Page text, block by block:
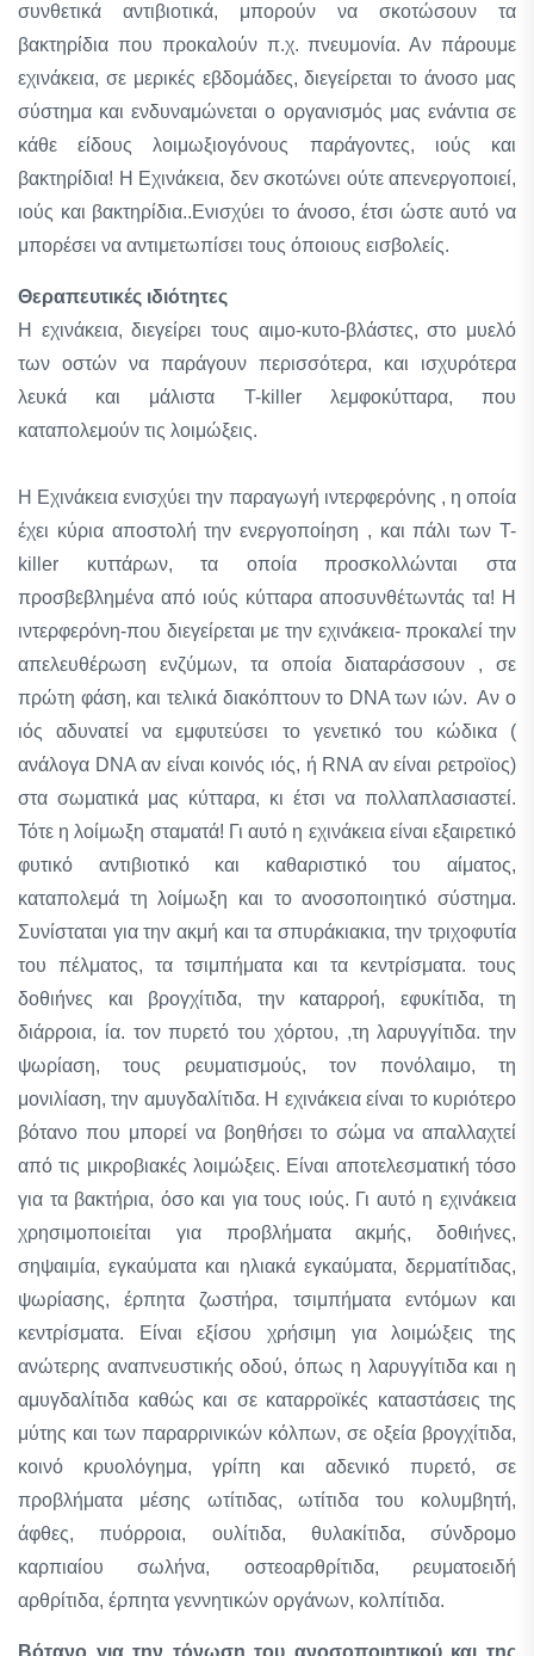
συνθετικά αντιβιοτικά, μπορούν να σκοτώσουν τα
βακτηρίδια που προκαλούν π.χ. πνευμονία. Αν πάρουμε
εχινάκεια, σε μερικές εβδομάδες, διεγείρεται το άνοσο μας
σύστημα και ενδυναμώνεται ο οργανισμός μας ενάντια σε
κάθε είδους λοιμωξιογόνους παράγοντες, ιούς και
βακτηρίδια! Η Εχινάκεια, δεν σκοτώνει ούτε απενεργοποιεί,
ιούς και βακτηρίδια..Ενισχύει το άνοσο, έτσι ώστε αυτό να
μπορέσει να αντιμετωπίσει τους όποιους εισβολείς.
Θεραπευτικές ιδιότητες
Η εχινάκεια, διεγείρει τους αιμο-κυτο-βλάστες, στο μυελό
των οστών να παράγουν περισσότερα, και ισχυρότερα
λευκά και μάλιστα T-killer λεμφοκύτταρα, που
καταπολεμούν τις λοιμώξεις.
Η Εχινάκεια ενισχύει την παραγωγή ιντερφερόνης , η οποία
έχει κύρια αποστολή την ενεργοποίηση , και πάλι των T-
killer κυττάρων, τα οποία προσκολλώνται στα
προσβεβλημένα από ιούς κύτταρα αποσυνθέτωντάς τα! Η
ιντερφερόνη-που διεγείρεται με την εχινάκεια- προκαλεί την
απελευθέρωση ενζύμων, τα οποία διαταράσσουν , σε
πρώτη φάση, και τελικά διακόπτουν το DNA των ιών. Αν ο
ιός αδυνατεί να εμφυτεύσει το γενετικό του κώδικα (
ανάλογα DNA αν είναι κοινός ιός, ή RNA αν είναι ρετροϊος)
στα σωματικά μας κύτταρα, κι έτσι να πολλαπλασιαστεί.
Τότε η λοίμωξη σταματά! Γι αυτό η εχινάκεια είναι εξαιρετικό
φυτικό αντιβιοτικό και καθαριστικό του αίματος,
καταπολεμά τη λοίμωξη και το ανοσοποιητικό σύστημα.
Συνίσταται για την ακμή και τα σπυράκιακια, την τριχοφυτία
του πέλματος, τα τσιμπήματα και τα κεντρίσματα. τους
δοθιήνες και βρογχίτιδα, την καταρροή, εφυκίτιδα, τη
διάρροια, ία. τον πυρετό του χόρτου, ,τη λαρυγγίτιδα. την
ψωρίαση, τους ρευματισμούς, τον πονόλαιμο, τη
μονιλίαση, την αμυγδαλίτιδα. Η εχινάκεια είναι το κυριότερο
βότανο που μπορεί να βοηθήσει το σώμα να απαλλαχτεί
από τις μικροβιακές λοιμώξεις. Είναι αποτελεσματική τόσο
για τα βακτήρια, όσο και για τους ιούς. Γι αυτό η εχινάκεια
χρησιμοποιείται για προβλήματα ακμής, δοθιήνες,
σηψαιμία, εγκαύματα και ηλιακά εγκαύματα, δερματίτιδας,
ψωρίασης, έρπητα ζωστήρα, τσιμπήματα εντόμων και
κεντρίσματα. Είναι εξίσου χρήσιμη για λοιμώξεις της
ανώτερης αναπνευστικής οδού, όπως η λαρυγγίτιδα και η
αμυγδαλίτιδα καθώς και σε καταρροϊκές καταστάσεις της
μύτης και των παραρρινικών κόλπων, σε οξεία βρογχίτιδα,
κοινό κρυολόγημα, γρίπη και αδενικό πυρετό, σε
προβλήματα μέσης ωτίτιδας, ωτίτιδα του κολυμβητή,
άφθες, πυόρροια, ουλίτιδα, θυλακίτιδα, σύνδρομο
καρπιαίου σωλήνα, οστεοαρθρίτιδα, ρευματοειδή
αρθρίτιδα, έρπητα γεννητικών οργάνων, κολπίτιδα.
Βότανο για την τόνωση του ανοσοποιητικού και της